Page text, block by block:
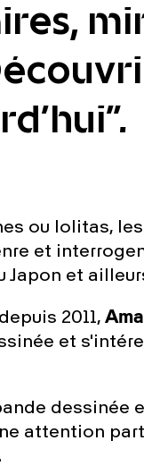
ou lolitas,
et
Japon et
2011,
et
dessinée
attention